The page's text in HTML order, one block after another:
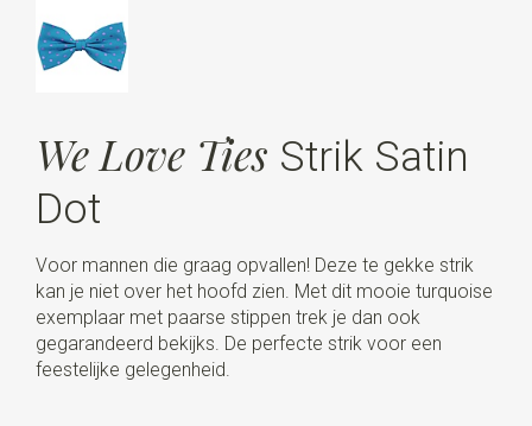
We Love Ties Strik Satin
Dot
Voor mannen die graag opvallen! Deze te gekke strik
kan je niet over het hoofd zien. Met dit mooie turquoise
exemplaar met paarse stippen trek je dan ook
gegarandeerd bekijks. De perfecte strik voor een
feestelijke gelegenheid.